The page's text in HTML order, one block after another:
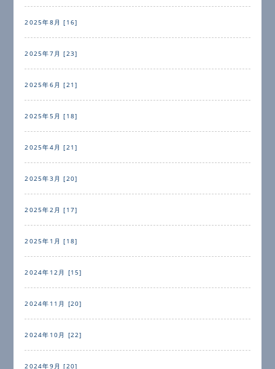
2025年8月 [16]
2025年7月 [23]
2025年6月 [21]
2025年5月 [18]
2025年4月 [21]
2025年3月 [20]
2025年2月 [17]
2025年1月 [18]
2024年12月 [15]
2024年11月 [20]
2024年10月 [22]
2024年9月 [20]